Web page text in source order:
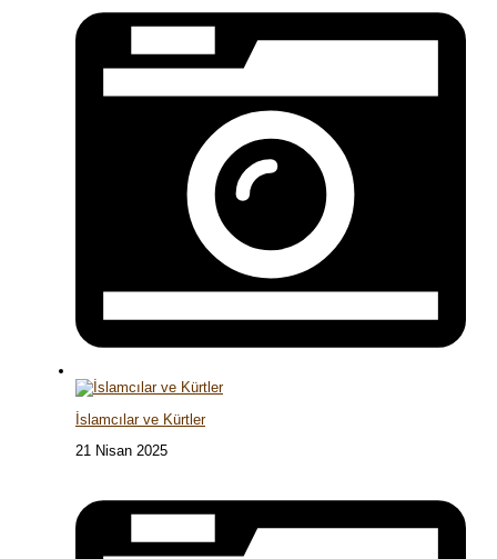
İslamcılar ve Kürtler
21 Nisan 2025